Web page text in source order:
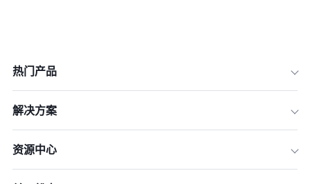
热门产品
解决方案
资源中心